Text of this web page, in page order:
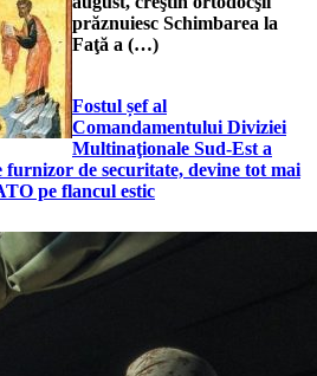
prăznuiesc Schimbarea la
Faţă a (…)
Fostul șef al
Comandamentului Diviziei
Multinaţionale Sud-Est a
de securitate, devine tot mai
pe flancul estic